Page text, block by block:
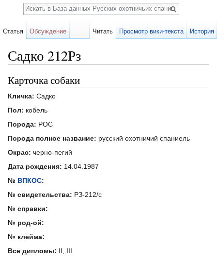
Садко 212Рз
Карточка собаки
Кличка: Садко
Пол: кобель
Порода: РОС
Порода полное название: русский охотничий спаниель
Окрас: черно-пегий
Дата рождения: 14.04.1987
№ ВПКОС:
№ свидетельства: РЗ-212/с
№ справки:
№ род-ой:
№ клейма:
Все дипломы: II, III
Статья Обсуждение Читать Просмотр вики-текста История
Поиск